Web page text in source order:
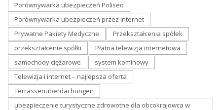
Porównywarka ubezpieczeń Poliseo
Porównywarka ubezpieczeń przez internet
Prywatne Pakiety Medyczne
Przekształcenia spółek
przekształcenie spółki
Płatna telewizja internetowa
samochody ciężarowe
system kominowy
Telewizja i internet – najlepsza oferta
Terrassenüberdachungen
ubezpieczenie turystyczne zdrowotne dla obcokrajowca w